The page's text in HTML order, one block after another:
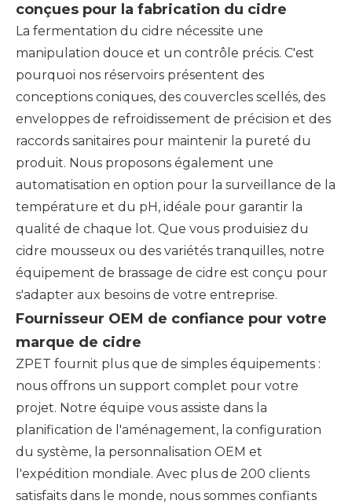
conçues pour la fabrication du cidre
La fermentation du cidre nécessite une
manipulation douce et un contrôle précis. C'est
pourquoi nos réservoirs présentent des
conceptions coniques, des couvercles scellés, des
enveloppes de refroidissement de précision et des
raccords sanitaires pour maintenir la pureté du
produit. Nous proposons également une
automatisation en option pour la surveillance de la
température et du pH, idéale pour garantir la
qualité de chaque lot. Que vous produisiez du
cidre mousseux ou des variétés tranquilles, notre
équipement de brassage de cidre est conçu pour
s'adapter aux besoins de votre entreprise.
Fournisseur OEM de confiance pour votre
marque de cidre
ZPET fournit plus que de simples équipements :
nous offrons un support complet pour votre
projet. Notre équipe vous assiste dans la
planification de l'aménagement, la configuration
du système, la personnalisation OEM et
l'expédition mondiale. Avec plus de 200 clients
satisfaits dans le monde, nous sommes confiants